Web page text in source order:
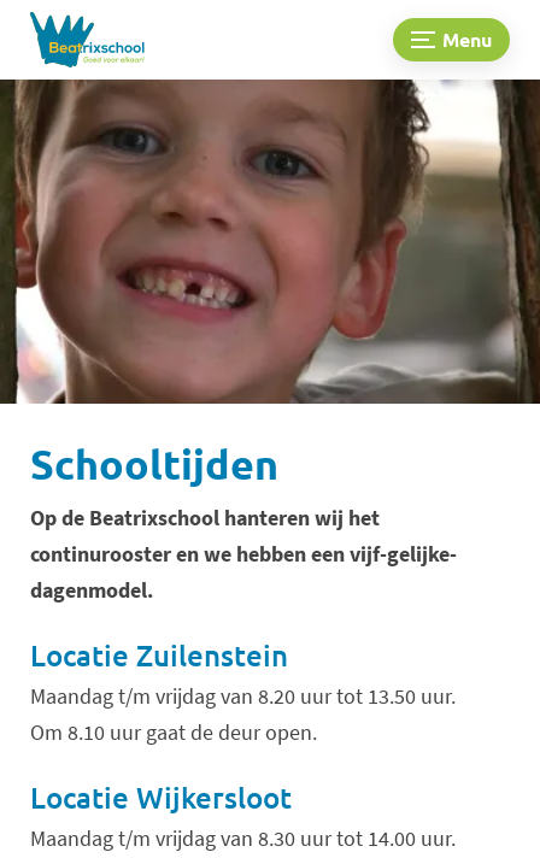
Menu
Schooltijden
Op de Beatrixschool hanteren wij het
continurooster en we hebben een vijf-gelijke-
dagenmodel.
Locatie Zuilenstein
Maandag t/m vrijdag van 8.20 uur tot 13.50 uur.
Om 8.10 uur gaat de deur open.
Locatie Wijkersloot
Maandag t/m vrijdag van 8.30 uur tot 14.00 uur.